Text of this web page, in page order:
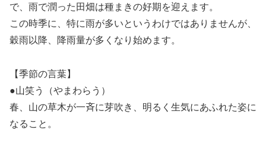
で、雨で潤った田畑は種まきの好期を迎えます。
この時季に、特に雨が多いというわけではありませんが、
穀雨以降、降雨量が多くなり始めます。
【季節の言葉】
●山笑う（やまわらう）
春、山の草木が一斉に芽吹き、明るく生気にあふれた姿に
なること。